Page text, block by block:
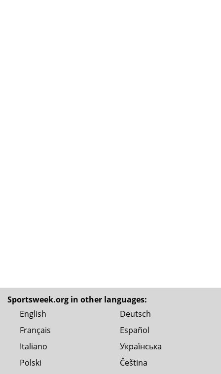
Sportsweek.org in other languages:
English
Deutsch
Français
Español
Italiano
Українська
Polski
Čeština